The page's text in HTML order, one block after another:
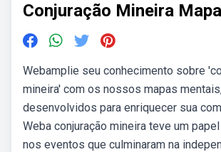
Conjuração Mineira
Webamplie seu conhecimento sobre
mineira' com os nossos mapas
desenvolvidos para enriquecer sua
Weba conjuração mineira teve um
nos eventos que culminaram na